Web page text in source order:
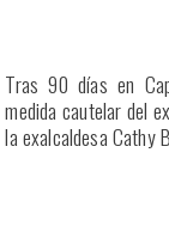
Tras 90 días en
medida cautelar del
la exalcaldesa Cathy